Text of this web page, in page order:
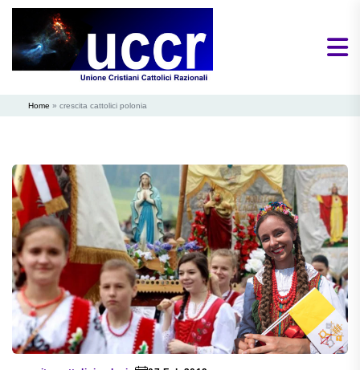
Home » crescita cattolici polonia